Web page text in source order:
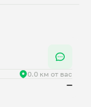
0.0 км от вас
—